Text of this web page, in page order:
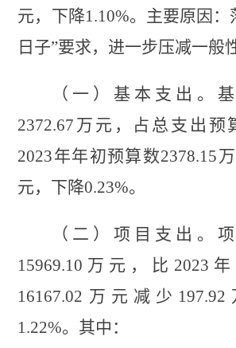
元， 下降1.10%。 主要原因：
日子”要求，进一步压减一般
（一） 基本 支出。
2372.67 万元，占总支出预
2023年年初预算数2378.15
元，下降0.23%。
（二）项目支出。
15969.10 万元，比 2023
16167.02 万元减少 197.92
1.22%。其中：